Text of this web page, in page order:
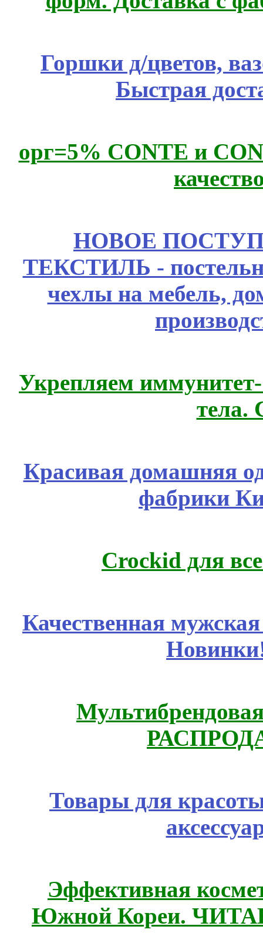
Горшки д/цветов,
Быстрая
орг=5% CONTE и
НОВОЕ
ТЕКСТИЛЬ -
чехлы на мебель,
Укрепляем
тела.
Красивая домашняя
фабрики
Crockid для
Качественная
Товары для
Эффективная
Южной Кореи.